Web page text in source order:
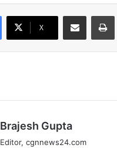
X
Share via Email
Brajesh Gupta
Editor, cgnnews24.com